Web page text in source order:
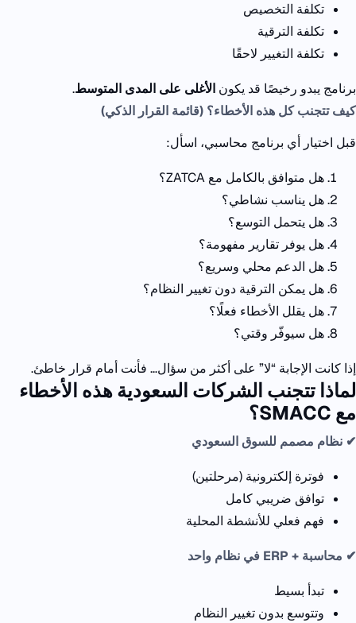
تكلفة التخصيص
تكلفة الترقية
تكلفة التغيير لاحقًا
برنامج يبدو رخيصًا قد يكون الأغلى على المدى المتوسط.
كيف تتجنب كل هذه الأخطاء؟ (قائمة القرار الذكي)
قبل اختيار أي برنامج محاسبي، اسأل:
هل متوافق بالكامل مع ZATCA؟
هل يناسب نشاطي؟
هل يتحمل التوسع؟
هل يوفر تقارير مفهومة؟
هل الدعم محلي وسريع؟
هل يمكن الترقية دون تغيير النظام؟
هل يقلل الأخطاء فعلًا؟
هل سيوفّر وقتي؟
إذا كانت الإجابة “لا” على أكثر من سؤال… فأنت أمام قرار خاطئ.
لماذا تتجنب الشركات السعودية هذه الأخطاء
مع SMACC؟
✔ نظام مصمم للسوق السعودي
فوترة إلكترونية (مرحلتين)
توافق ضريبي كامل
فهم فعلي للأنشطة المحلية
✔ محاسبة + ERP في نظام واحد
تبدأ بسيط
وتتوسع بدون تغيير النظام